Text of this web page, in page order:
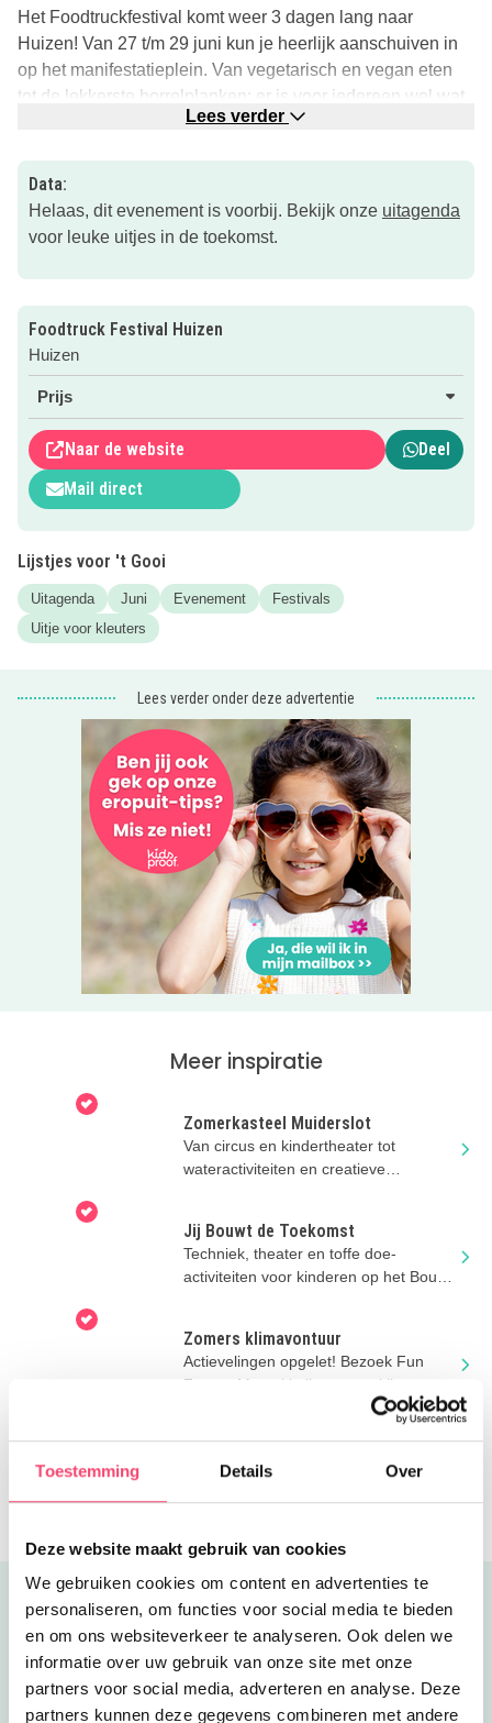
Toestemming Details Over
Deze website maakt gebruik van cookies
We gebruiken cookies om content en advertenties te
personaliseren, om functies voor social media te bieden
en om ons websiteverkeer te analyseren. Ook delen we
informatie over uw gebruik van onze site met onze
partners voor social media, adverteren en analyse. Deze
partners kunnen deze gegevens combineren met andere
Het Foodtruckfestival komt weer 3 dagen lang naar
Huizen! Van 27 t/m 29 juni kun je heerlijk aanschuiven in
op het manifestatieplein. Van vegetarisch en vegan eten
tot de lekkerste borrelplanken; er is voor iedereen wel wat
Kinderactiviteiten
zeker voor kids! Zo kunnen kinderen geschminkt worden,
of kiezen ze voor een glitter tattoos.
website te gaan!
Tip: kijk hier voor meer leuke
Lees verder
Data:
Helaas, dit evenement is voorbij. Bekijk onze uitagenda
voor leuke uitjes in de toekomst.
Foodtruck Festival Huizen
Huizen
Prijs
Naar de website
Deel
Mail direct
Lijstjes voor 't Gooi
Uitagenda Juni Evenement
Festivals
Uitje voor kleuters
Lees verder onder deze advertentie
Meer inspiratie
Zomerkasteel Muiderslot
Van circus en kindertheater tot
wateractiviteiten en creatieve
Jij Bouwt de Toekomst
Techniek, theater en toffe doe-
activiteiten voor kinderen op het Bouw
Zomers klimavontuur
Actievelingen opgelet! Bezoek Fun
Forest. Met tokkelbanen en klimmen
tussen de bomen via touwen &
Zomer wateractiviteiten bij Het
Scheepvaartmuseum
Kom je de zomervakantie vieren bij Het
Uitgelicht